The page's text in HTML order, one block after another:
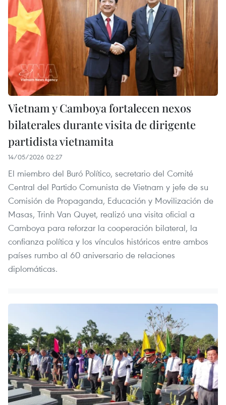
Vietnam y Camboya fortalecen nexos
bilaterales durante visita de dirigente
partidista vietnamita
14/05/2026 02:27
El miembro del Buró Político, secretario del Comité
Central del Partido Comunista de Vietnam y jefe de su
Comisión de Propaganda, Educación y Movilización de
Masas, Trinh Van Quyet, realizó una visita oficial a
Camboya para reforzar la cooperación bilateral, la
confianza política y los vínculos históricos entre ambos
países rumbo al 60 aniversario de relaciones
diplomáticas.